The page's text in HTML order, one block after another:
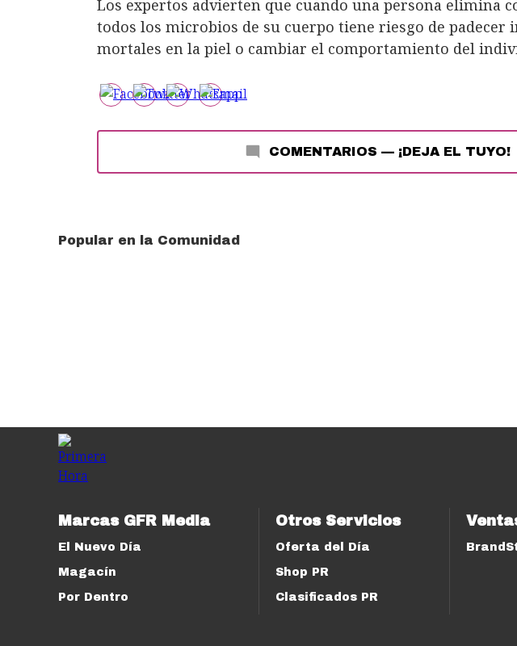
Los expertos advierten que cuando una persona elimina
todos los microbios de su cuerpo tiene riesgo de padecer
mortales en la piel o cambiar el comportamiento del
COMENTARIOS — ¡DEJA EL TUYO!
Popular en la Comunidad
Marcas GFR Media
El Nuevo Día
Magacín
Por Dentro
Otros Servicios
Oferta del Día
Shop PR
Clasificados PR